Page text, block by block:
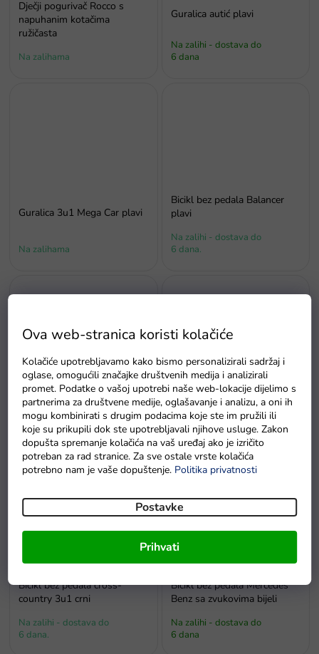
Ova web-stranica koristi kolačiće
Kolačiće upotrebljavamo kako bismo personalizirali sadržaj i
oglase, omogućili značajke društvenih medija i analizirali
promet. Podatke o vašoj upotrebi naše web-lokacije dijelimo s
partnerima za društvene medije, oglašavanje i analizu, a oni ih
mogu kombinirati s drugim podacima koje ste im pružili ili
koje su prikupili dok ste upotrebljavali njihove usluge. Zakon
dopušta spremanje kolačića na vaš uređaj ako je izričito
potreban za rad stranice. Za sve ostale vrste kolačića
potrebno nam je vaše dopuštenje. Politika privatnosti
Postavke
Prihvati
Dječji pogurivač Rocco s
napuhanim kotačima
ružičasta
Na zalihama
Guralica autić plavi
Na zalihi - dostava do
6 dana
Guralica 3u1 Mega Car plavi
Na zalihama
Bicikl bez pedala Balancer
plavi
Na zalihi - dostava do
6 dana.
Bicikl bez pedala Balancer
žuti
Na zalihama
Bicikl bez pedala Boomerang
2u1 crveni
Na zalihi - dostava do
6 dana.
Bicikl bez pedala cross-
country 3u1 crni
Na zalihi - dostava do
6 dana.
Bicikl bez pedala Mercedes
Benz sa zvukovima bijeli
Na zalihi - dostava do
6 dana